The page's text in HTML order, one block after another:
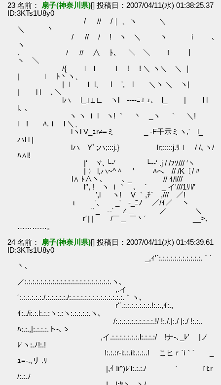
23 名前：
扇子(神奈川県)[] 投稿日：2007/04/11(水) 01:38:25.37
ID:3KTs1U8y0
/ // /｜ 、ヽ ＼
＼ 丶
/ // / ! ヽ ＼ ヽ i ､
ヽ
. / // ∧ ﾄ、 ＼ ＼ ! ｜
ヽ ＼
/{ ｌ ｌ ｌ ! ! ＼ ヽ＼ ＼ ｜
| ｌ ﾄ丶ヽ、
| ｌ ｌ l、 l ', l ＼ヽ ＼ ヽ|
| l l ､＼_
lハ l_｣⊥∟ ヽl ‐‐--ﾆﾕ ｭ､ l_ | l l
l､ 、
ヽ ヽ ｌ l ヽ! ｀ 丶 _ヽ ｀ ＼!
l ! ﾊ.ｌ l ＼、
lヽl V_ｪr≠=ミ _ -F干示ミヽ,' l_
ハl l |
lハ Yﾞ;ハ;:::j.} lr;:::::j.ﾘｌ / /､ヽ/
ﾊ∧l!
|' ヾ､└‐′ └‐‐' .j / /ﾌｿ/// ′ヽ
| 〉 l,ハ~^＾ ′ ﾊへ // /K〔/〃
l∧ ﾄ∧ヽ、 ､ _ // ｲ/l///
l′', ! ヽ ｌ｀ ､ ´ _ イ'///1ﾘl/′
',l ヽ! V ｀,ﾁ´ ,/// ／!
ι '､ _' -_ﾆﾉ ／/ｲ／ ヽ
" _ -‐´ ∠＿ ／ ＼
r´| | /￣＿ ￣丶´ __>､
…………。
24 名前：
扇子(神奈川県)[] 投稿日：2007/04/11(水) 01:45:39.61
ID:3KTs1U8y0
_,ｨ'´:.:.:.:.:.:.:.:.:.:.:.｀`
丶､
／:.:.:.:.:.:.:.:.:.:.:.:.:.:.:.:.:.:.:.:.:.:.ヽ､
,.イ
´:.:.:.:.:.:./.:.:.:.:.:./:.:.:.:.:.:.:.:.:.:.:.:.:.:.｀ヽ､
r'´.:.:.:.:.:.:.:.!:.:.,ｲ:.,
ｲ:../i:.:.l:.:.:ヽ:.:ヽ:.:.:.:.:.ヽ､
/:.:.:.:.:.:.:.:.:.:.!/ !:./.|:./ |:./ !:.:..
ﾊ:.:.,|:.:.:.:.ト-､ゝ
,イ.:.:.:.:.:.:.:.l:.:.:.:/ !ナ-､_ﾚ' |ノ
ﾚ'ヽ:.ﾉ!:.!
!:.:.:r‐i:.:.il:.:.:..! こヒｒ`i｀´ _
ｭ=-.,リ .ﾘ
|,ｲ !i^)ﾚ'l:.:.:./ ´ l´ﾋr
/:.:.ﾉ